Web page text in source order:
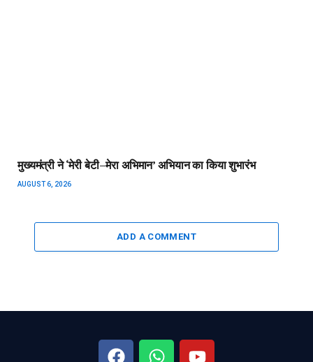
मुख्यमंत्री ने ‘मेरी बेटी–मेरा अभिमान’ अभियान का किया शुभारंभ
AUGUST 6, 2026
ADD A COMMENT